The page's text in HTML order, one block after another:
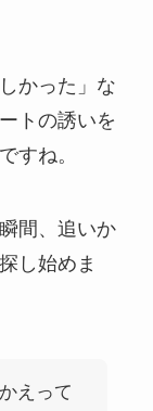
かった」な
トの誘いを
すね。
間、追いか
し始めま
えって